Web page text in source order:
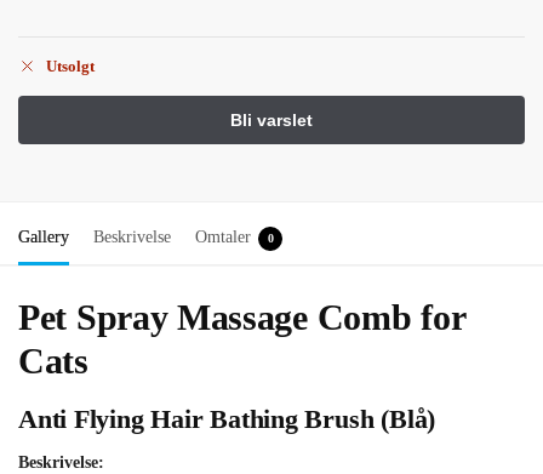
Utsolgt
Gallery Beskrivelse Omtaler 0
Pet Spray Massage Comb for
Cats
Anti Flying Hair Bathing Brush (Blå)
Beskrivelse: